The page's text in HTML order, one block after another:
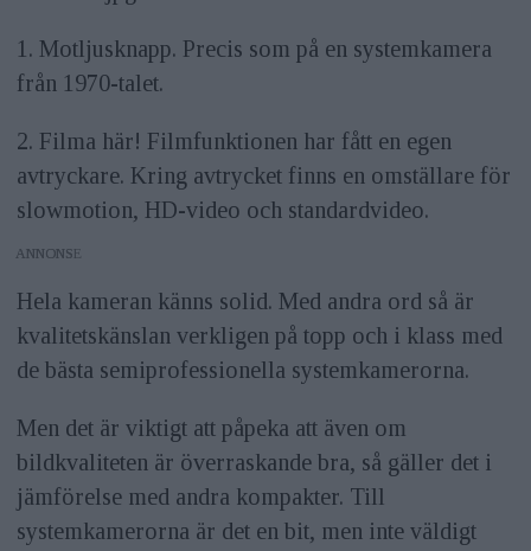
1. Motljusknapp. Precis som på en systemkamera
från 1970-talet.
2. Filma här! Filmfunktionen har fått en egen
avtryckare. Kring avtrycket finns en omställare för
slowmotion, HD-video och standardvideo.
ANNONS
Hela kameran känns solid. Med andra ord så är
kvalitetskänslan verkligen på topp och i klass med
de bästa semiprofessionella systemkamerorna.
Men det är viktigt att påpeka att även om
bildkvaliteten är överraskande bra, så gäller det i
jämförelse med andra kompakter. Till
systemkamerorna är det en bit, men inte väldigt